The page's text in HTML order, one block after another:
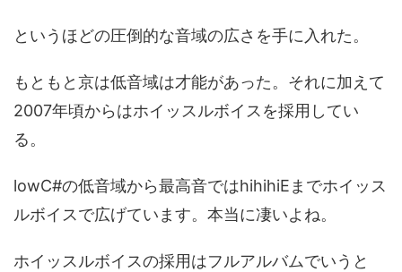
というほどの圧倒的な音域の広さを手に入れた。
もともと京は低音域は才能があった。それに加えて
2007年頃からはホイッスルボイスを採用してい
る。
lowC#の低音域から最高音ではhihihiEまでホイッス
ルボイスで広げています。本当に凄いよね。
ホイッスルボイスの採用はフルアルバムでいうと